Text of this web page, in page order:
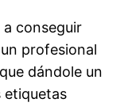
conseguir
profesional
dándole un
etiquetas